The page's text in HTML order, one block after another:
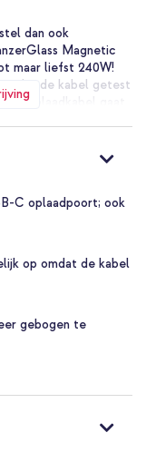
dan ook
Magnetic
maar liefst 240W!
de kabel getest
oplaadkabel gaat
in de knoop raken.
C oplaadpoort
netjes opbergt
kunststof;
de knoop hoeven
C oplaadpoort; ook
op omdat de kabel
gebogen te